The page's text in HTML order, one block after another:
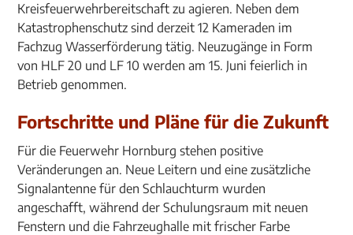
Kreisfeuerwehrbereitschaft zu agieren. Neben dem
Katastrophenschutz sind derzeit 12 Kameraden im
Fachzug Wasserförderung tätig. Neuzugänge in Form
von HLF 20 und LF 10 werden am 15. Juni feierlich in
Betrieb genommen.
Fortschritte und Pläne für die Zukunft
Für die Feuerwehr Hornburg stehen positive
Veränderungen an. Neue Leitern und eine zusätzliche
Signalantenne für den Schlauchturm wurden
angeschafft, während der Schulungsraum mit neuen
Fenstern und die Fahrzeughalle mit frischer Farbe